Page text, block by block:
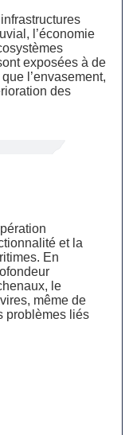
l’économie
exposées à de
l’envasement,
des
et la
En
le
même de
problèmes liés